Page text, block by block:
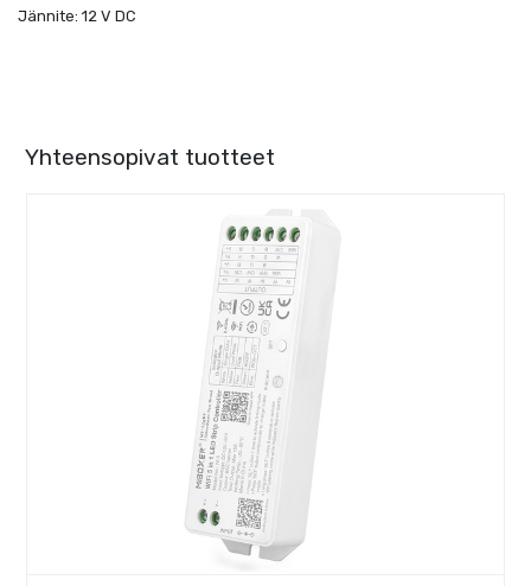
Jännite: 12 V DC
Yhteensopivat tuotteet